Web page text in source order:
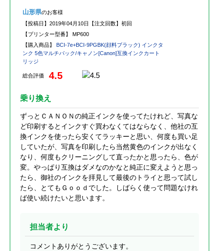
山形県のお客様
【投稿日】 2019年04月10日 【注文回数】 初回
【プリンター型番】 MP600
【購入商品】 BCI-7e+BCI-9PGBK(顔料ブラック) インクタ
ンク 5色マルチパック/キャノン[Canon]互換インクカート
リッジ
総合評価 4.5
乗り換え
ずっとＣＡＮＯＮの純正インクを使ってたけれど、写真な
ど印刷するとインクすぐ買わなくてはならなく、他社の互
換インクを使ったら安くてラッキーと思い、何度も買い足
していたが、写真を印刷したら当然黄色のインクが出なく
なり、何度もクリーニングして直ったかと思ったら、色が
変。やっぱり互換はダメなのかなと純正に変えようと思っ
たら、御社のインクを拝見して最後のトライと思って試し
たら、とてもＧｏｏｄでした。しばらく使って問題なけれ
ば使い続けたいと思います。
担当者より
コメントありがとうございます。